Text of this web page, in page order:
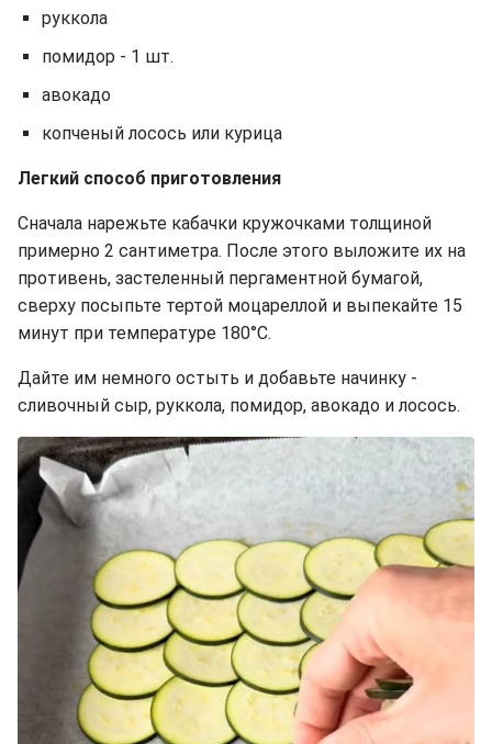
руккола
помидор - 1 шт.
авокадо
копченый лосось или курица
Легкий способ приготовления
Сначала нарежьте кабачки кружочками толщиной
примерно 2 сантиметра. После этого выложите их на
противень, застеленный пергаментной бумагой,
сверху посыпьте тертой моцареллой и выпекайте 15
минут при температуре 180°C.
Дайте им немного остыть и добавьте начинку -
сливочный сыр, руккола, помидор, авокадо и лосось.